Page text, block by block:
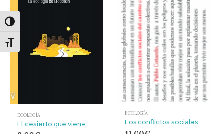
Alternar alto contraste
Alternar tamaño de letra
ECOLOGÍA ECOLOGÍA
Los conflictos sociales del cambio climático